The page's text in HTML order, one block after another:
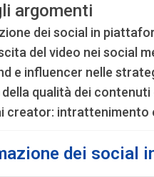
argomenti
dei social in
del video nei social
e influencer nelle
della qualità dei
creator: intrattenimento
dei social